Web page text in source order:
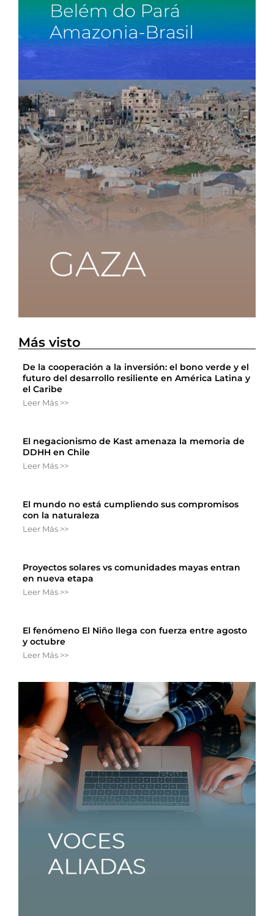
Más visto
De la cooperación a la inversión: el bono verde y el
futuro del desarrollo resiliente en América Latina y
el Caribe
Leer Más >>
El negacionismo de Kast amenaza la memoria de
DDHH en Chile
Leer Más >>
El mundo no está cumpliendo sus compromisos
con la naturaleza
Leer Más >>
Proyectos solares vs comunidades mayas entran
en nueva etapa
Leer Más >>
El fenómeno El Niño llega con fuerza entre agosto
y octubre
Leer Más >>